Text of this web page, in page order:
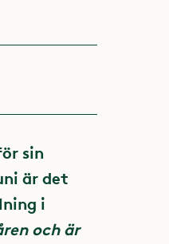
sin
är det
i
och är